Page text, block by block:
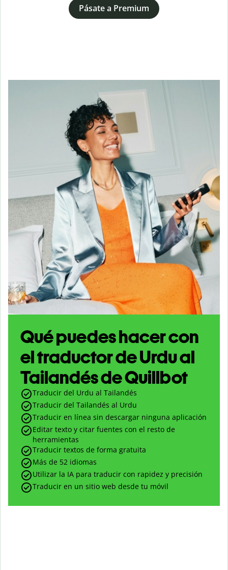
Pásate a Premium
Qué puedes hacer con
el traductor de Urdu al
Tailandés de Quillbot
Traducir del Urdu al Tailandés
Traducir del Tailandés al Urdu
Traducir en línea sin descargar ninguna aplicación
Editar texto y citar fuentes con el resto de
herramientas
Traducir textos de forma gratuita
Más de 52 idiomas
Utilizar la IA para traducir con rapidez y precisión
Traducir en un sitio web desde tu móvil